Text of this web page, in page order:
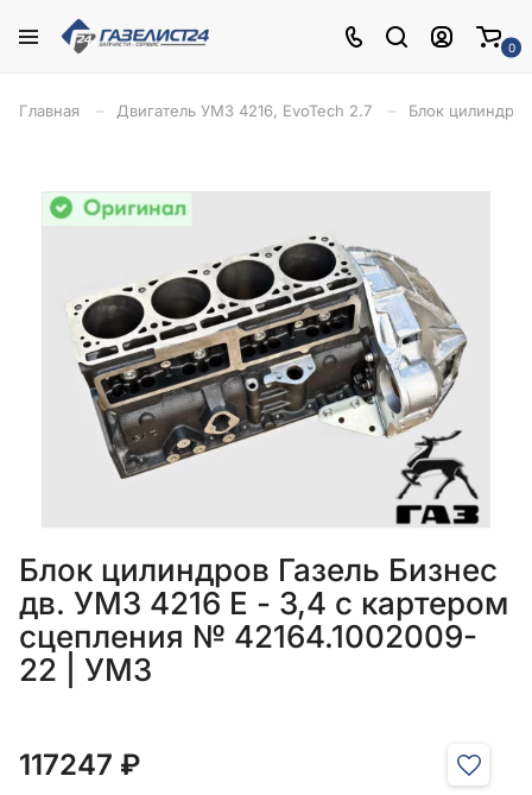
0
Главная Двигатель УМЗ 4216, EvoTech 2.7 Блок цилиндров
Блок цилиндров Газель Бизнес
дв. УМЗ 4216 Е - 3,4 с картером
сцепления № 42164.1002009-
22 | УМЗ
117247 ₽